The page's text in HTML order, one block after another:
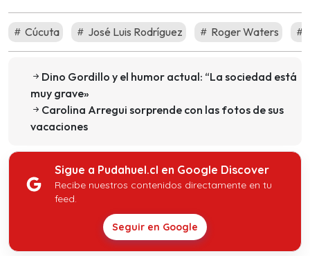
Cúcuta José Luis Rodríguez Roger Waters
Dino Gordillo y el humor actual: “La sociedad está
muy grave»
Carolina Arregui sorprende con las fotos de sus
vacaciones
Sigue a Pudahuel.cl en Google Discover
Recibe nuestros contenidos directamente en tu
feed.
Seguir en Google